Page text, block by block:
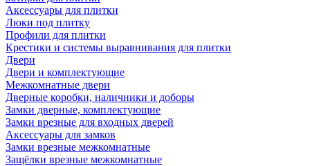
Аксессуары для плитки
Люки под плитку
Профили для плитки
Крестики и системы выравнивания для плитки
Двери
Двери и комплектующие
Межкомнатные двери
Дверные коробки, наличники и доборы
Замки дверные, комплектующие
Замки врезные для входных дверей
Аксессуары для замков
Замки врезные межкомнатные
Защёлки врезные межкомнатные